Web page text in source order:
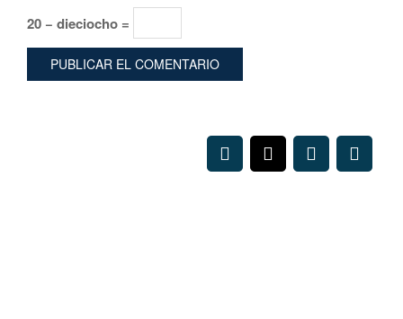
20 − dieciocho =